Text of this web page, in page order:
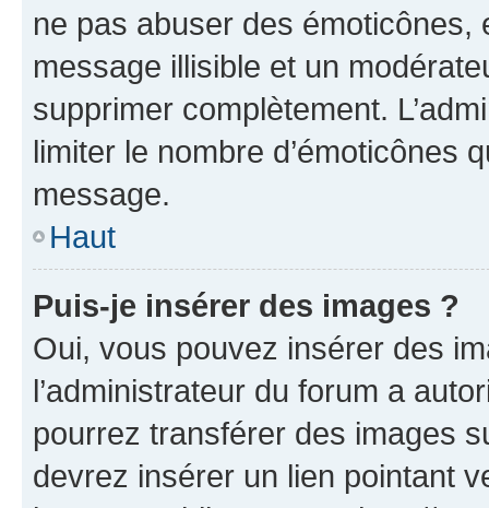
ne pas abuser des
message illisible et un
supprimer complètement.
limiter le nombre d’émoticônes
message.
Haut
Puis-je insérer des images ?
Oui, vous pouvez insérer des
l’administrateur du forum a
pourrez transférer des images
devrez insérer un lien pointant